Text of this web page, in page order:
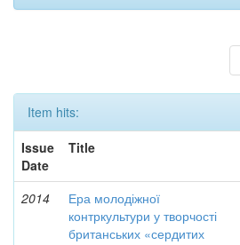
Item hits:
Issue
Date
Title
2014
Ера молодіжної
контркультури у творчості
британських «сердитих